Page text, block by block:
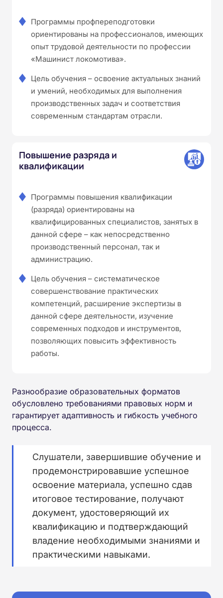
Программы профпереподготовки
ориентированы на профессионалов, имеющих
опыт трудовой деятельности по профессии
«Машинист локомотива».
Цель обучения – освоение актуальных знаний
и умений, необходимых для выполнения
производственных задач и соответствия
современным стандартам отрасли.
Повышение разряда и
квалификации
Программы повышения квалификации
(разряда) ориентированы на
квалифицированных специалистов, занятых в
данной сфере – как непосредственно
производственный персонал, так и
администрацию.
Цель обучения – систематическое
совершенствование практических
компетенций, расширение экспертизы в
данной сфере деятельности, изучение
современных подходов и инструментов,
позволяющих повысить эффективность
работы.
Разнообразие образовательных форматов
обусловлено требованиями правовых норм и
гарантирует адаптивность и гибкость учебного
процесса.
Слушатели, завершившие обучение и
продемонстрировавшие успешное
освоение материала, успешно сдав
итоговое тестирование, получают
документ, удостоверяющий их
квалификацию и подтверждающий
владение необходимыми знаниями и
практическими навыками.